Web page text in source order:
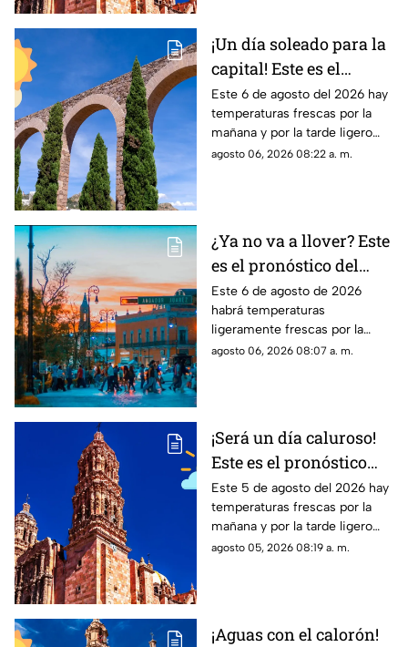
¡Un día soleado para la
capital! Este es el
pronóstico del clima en
Zacatecas HOY jueves 6
de agosto
Este 6 de agosto del 2026 hay
temperaturas frescas por la
mañana y por la tarde ligero
calor; el clima de hoy en
agosto 06, 2026 08:22 a. m.
¿Ya no va a llover? Este
es el pronóstico del
clima en
Aguascalientes hoy 6
de agosto
Este 6 de agosto de 2026
habrá temperaturas
ligeramente frescas por la
mañana y calor en el día; el
agosto 06, 2026 08:07 a. m.
¡Será un día caluroso!
Este es el pronóstico
del clima en Zacatecas
HOY miércoles 5 de
agosto
Este 5 de agosto del 2026 hay
temperaturas frescas por la
mañana y por la tarde ligero
calor; el clima de hoy en
agosto 05, 2026 08:19 a. m.
¡Aguas con el calorón!